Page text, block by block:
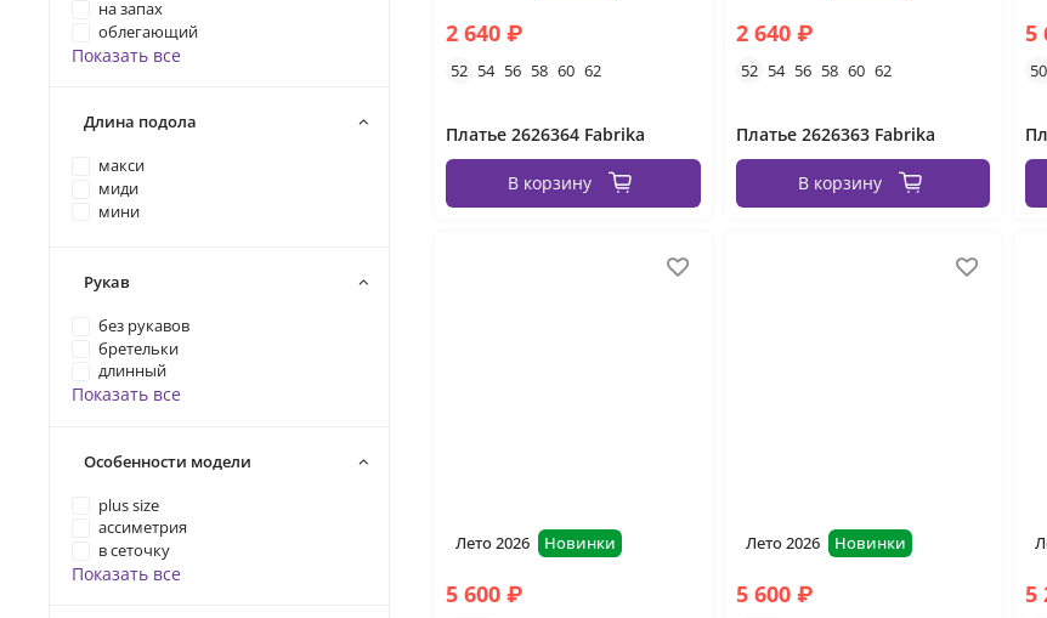
2 640 ₽
52 54 56 58 60 62
Платье 2626364 Fabrika
В корзину
2 640 ₽
52 54 56 58 60 62
Платье 2626363 Fabrika
В корзину
5
Лето 2026 Новинки
5 600 ₽
Лето 2026 Новинки
5 600 ₽ 5
на запах
облегающий
Показать все
Длина подола
макси
миди
мини
Рукав
без рукавов
бретельки
длинный
Показать все
Особенности модели
plus size
ассиметрия
в сеточку
Показать все